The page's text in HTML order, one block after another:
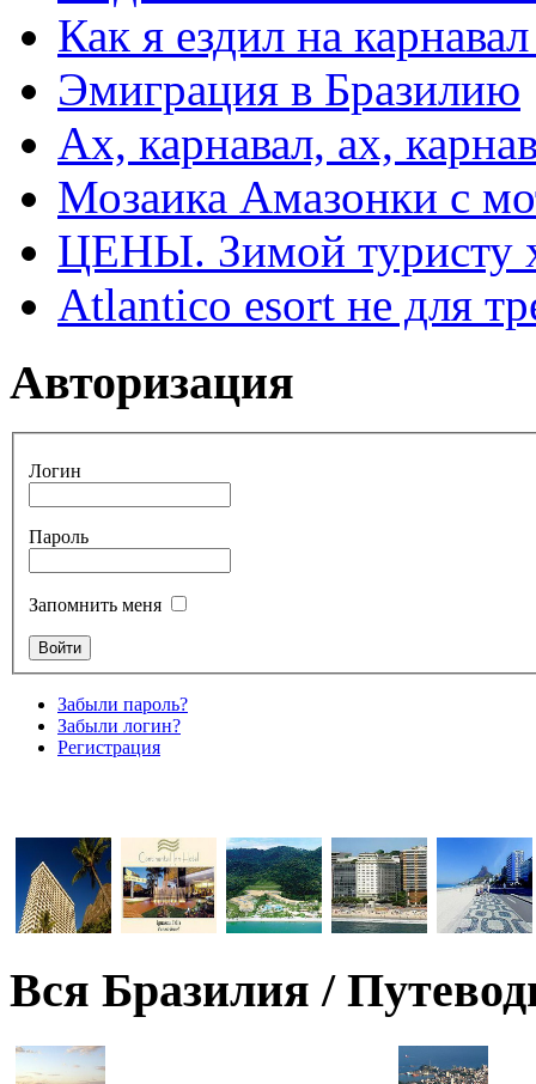
Как я ездил на
Эмиграция в Бразилию
Ах, карнавал, ах,
Мозаика Амазонки с
ЦЕНЫ. Зимой туристу
Atlantico esort не для
Авторизация
Логин
Пароль
Запомнить меня
Забыли пароль?
Забыли логин?
Регистрация
Вся Бразилия /